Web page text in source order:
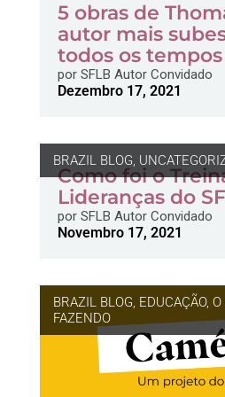
5 obras de
autor mais
todos os tempos
porSFLB Autor Convidado
Dezembro 17, 2021
BRAZIL BLOG,
Como foi o
Lideranças do
porSFLB Autor Convidado
Novembro 17, 2021
BRAZIL BLOG, EDUCAÇÃO,
FAZENDO